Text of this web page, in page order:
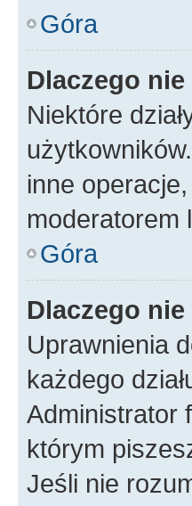
Góra
Dlaczego
Niektóre
inne
moderatorem
Góra
Dlaczego
Uprawnienia
każdego
Administrator
którym
Jeśli nie